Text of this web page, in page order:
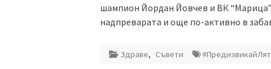
шампион Йордан Йовчев и ВК
надпреварата и още по-активно в
Здраве, Съвети